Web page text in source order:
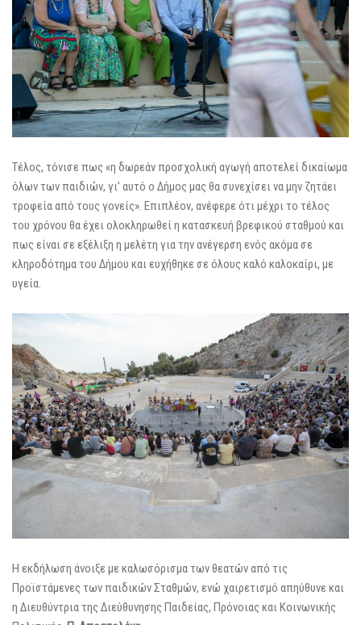
Τέλος, τόνισε πως «η δωρεάν προσχολική αγωγή αποτελεί δικαίωμα
όλων των παιδιών, γι’ αυτό ο Δήμος μας θα συνεχίσει να μην ζητάει
τροφεία από τους γονείς». Επιπλέον, ανέφερε ότι μέχρι το τέλος
του χρόνου θα έχει ολοκληρωθεί η κατασκευή βρεφικού σταθμού και
πως είναι σε εξέλιξη η μελέτη για την ανέγερση ενός ακόμα σε
κληροδότημα του Δήμου και ευχήθηκε σε όλους καλό καλοκαίρι, με
υγεία.
Η εκδήλωση άνοιξε με καλωσόρισμα των θεατών από τις
Προϊστάμενες των παιδικών Σταθμών, ενώ χαιρετισμό απηύθυνε και
η Διευθύντρια της Διεύθυνησης Παιδείας, Πρόνοιας και Κοινωνικής